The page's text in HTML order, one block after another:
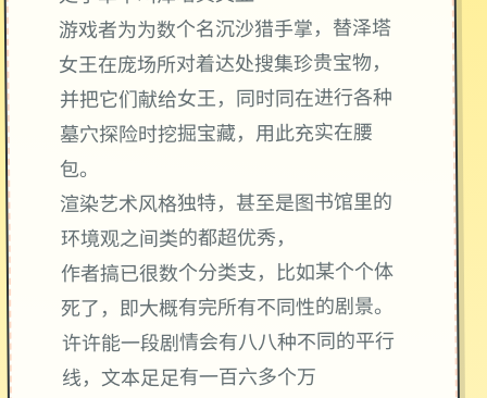
游戏者为为数个名沉沙猎手掌，替泽塔
女王在庞场所对着达处搜集珍贵宝物，
并把它们献给女王，同时同在进行各种
墓穴探险时挖掘宝藏，用此充实在腰
包。
渲染艺术风格独特，甚至是图书馆里的
环境观之间类的都超优秀，
作者搞已很数个分类支，比如某个个体
死了，即大概有完所有不同性的剧景。
许许能一段剧情会有八八种不同的平行
线，文本足足有一百六多个万